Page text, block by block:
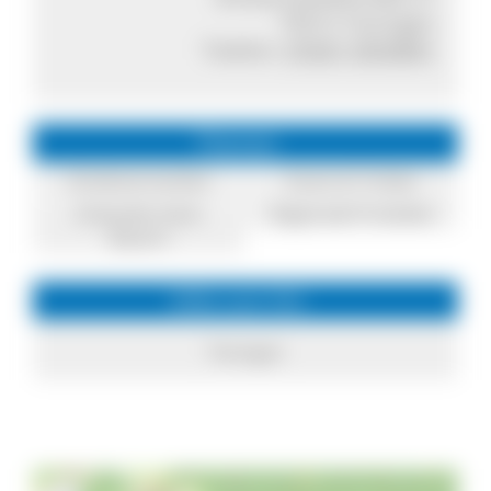
Themen
Direktvermarkter
Essen & Trinken
Infos zum Ort